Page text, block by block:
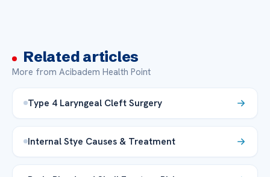
Related articles
More from Acibadem Health Point
Type 4 Laryngeal Cleft Surgery
Internal Stye Causes & Treatment